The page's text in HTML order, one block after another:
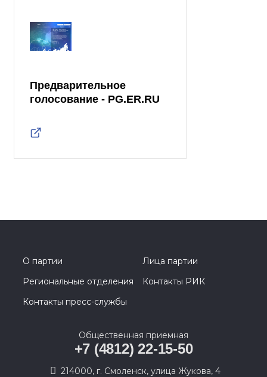
Предварительное
голосование - PG.ER.RU
О партии
Лица партии
Региональные отделения
Контакты РИК
Контакты пресс-службы
Общественная приемная
+7 (4812) 22-15-50
214000, г. Смоленск, улица Жукова, 4